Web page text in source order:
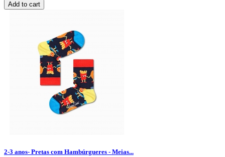
Add to cart
2-3 anos- Pretas com Hambúrgueres - Meias...